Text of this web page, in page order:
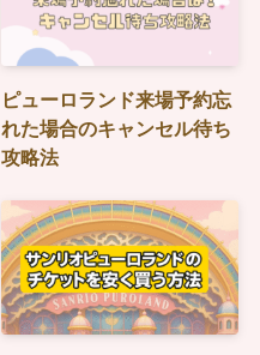
ピューロランド来場予約忘
れた場合のキャンセル待ち
攻略法